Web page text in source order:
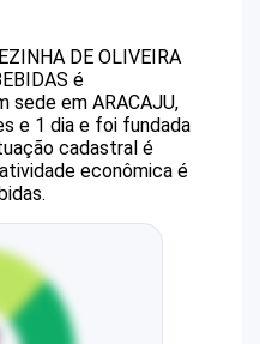
DE OLIVEIRA
é
sede em ARACAJU,
e 1 dia e foi fundada
cadastral é
econômica é